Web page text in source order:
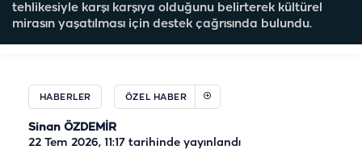
tehlikesiyle karşı karşıya olduğunu belirterek kültürel
mirasın yaşatılması için destek çağrısında bulundu.
HABERLER ÖZEL HABER
Sinan ÖZDEMİR
22 Tem 2026, 11:17 tarihinde yayınlandı